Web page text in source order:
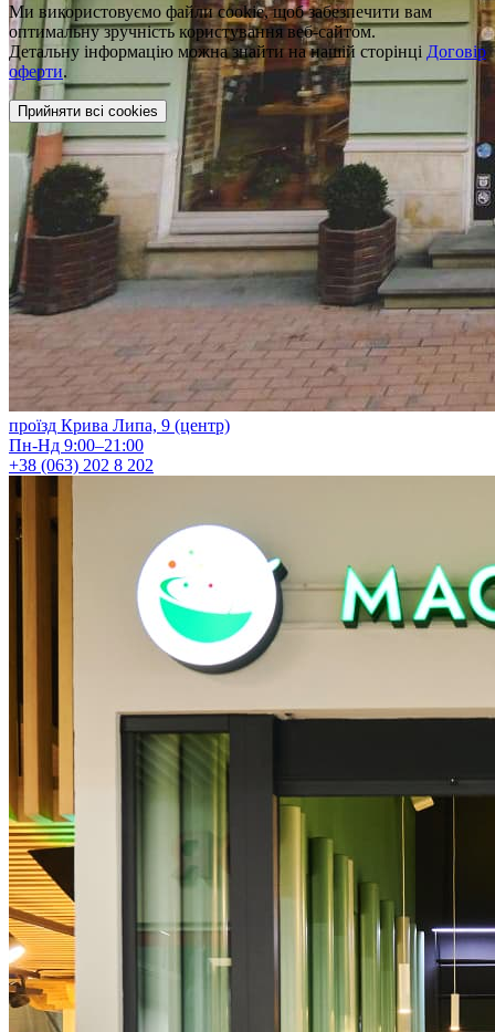
проїзд Крива Липа, 9 (центр)
Пн-Нд 9:00–21:00
+38 (063) 202 8 202
Ми використовуємо файли cookie, щоб забезпечити вам
оптимальну зручність користування веб-сайтом.
Детальну інформацію можна знайти на нашій сторінці Договір
оферти.
Прийняти всі cookies